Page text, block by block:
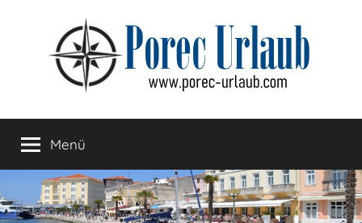
springen
Menü